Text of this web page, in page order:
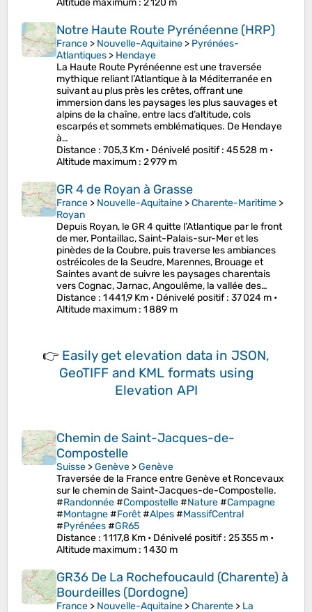
Altitude maximum : 2 120 m
Notre Haute Route Pyrénéenne (HRP)
France > Nouvelle-Aquitaine > Pyrénées-
Atlantiques > Hendaye
La Haute Route Pyrénéenne est une traversée
mythique reliant l’Atlantique à la Méditerranée en
suivant au plus près les crêtes, offrant une
immersion dans les paysages les plus sauvages et
alpins de la chaîne, entre lacs d’altitude, cols
escarpés et sommets emblématiques. De Hendaye
à…
Distance : 705,3 Km • Dénivelé positif: 45 528 m •
Altitude maximum : 2 979 m
GR 4 de Royan à Grasse
France > Nouvelle-Aquitaine >Charente-Maritime >
Royan
Depuis Royan, le GR 4 quitte l’Atlantique par le front
de mer, Pontaillac, Saint-Palais-sur-Mer et les
pinèdes de la Coubre, puis traverse les ambiances
ostréicoles de la Seudre, Marennes, Brouage et
Saintes avant de suivre les paysages charentais
vers Cognac, Jarnac, Angoulême, la vallée des…
Distance : 1 441,9 Km • Dénivelé positif: 37 024 m •
Altitude maximum : 1 889 m
👉 Easily get elevation data in JSON,
GeoTIFF and KML formats using
Elevation API
Chemin de Saint-Jacques-de-
Compostelle
Suisse >Genève >Genève
Traversée de la France entre Genève et Roncevaux
sur le chemin de Saint-Jacques-de-Compostelle.
#Randonnée#Compostelle#Nature#Campagne
#Montagne#Forêt#Alpes#MassifCentral
#Pyrénées#GR65
Distance : 1 117,8 Km • Dénivelé positif: 25 355 m •
Altitude maximum : 1 430 m
GR36 De La Rochefoucauld (Charente) à
Bourdeilles (Dordogne)
France > Nouvelle-Aquitaine >Charente > La